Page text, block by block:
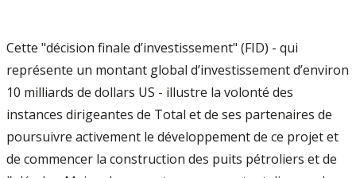
Cette "décision finale d’investissement" (FID) - qui
représente un montant global d’investissement d’environ
10 milliards de dollars US - illustre la volonté des
instances dirigeantes de Total et de ses partenaires de
poursuivre activement le développement de ce projet et
de commencer la construction des puits pétroliers et de